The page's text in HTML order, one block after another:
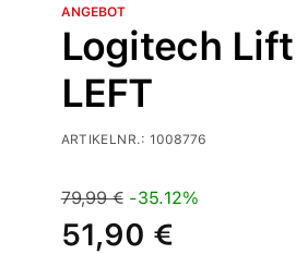
ANGEBOT
Logitech
LEFT
ARTIKELNR.: 1008776
Verkaufspreis:
Regulärer Preis:
79,99 €-35.12%
51,90 €